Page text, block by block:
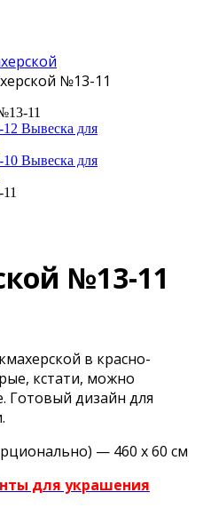
№13-11
11
Вывеска для
Вывеска для
№13-11
в красно-
кстати, можно
Готовый дизайн для
— 460 х 60 см
для украшения